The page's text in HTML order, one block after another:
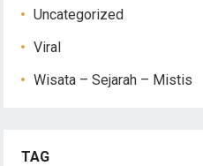
Uncategorized
Viral
Wisata – Sejarah – Mistis
TAG